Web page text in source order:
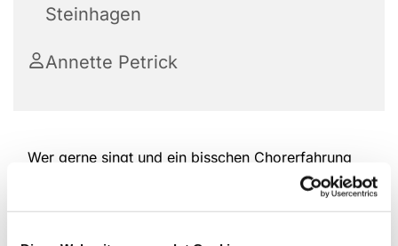
Steinhagen
Annette Petrick
Wer gerne singt und ein bisschen Chorerfahrung
hat, ist herzlich willkommen, bei der Kantorei
reinzuschauen und mitzumachen. Das Repertoire